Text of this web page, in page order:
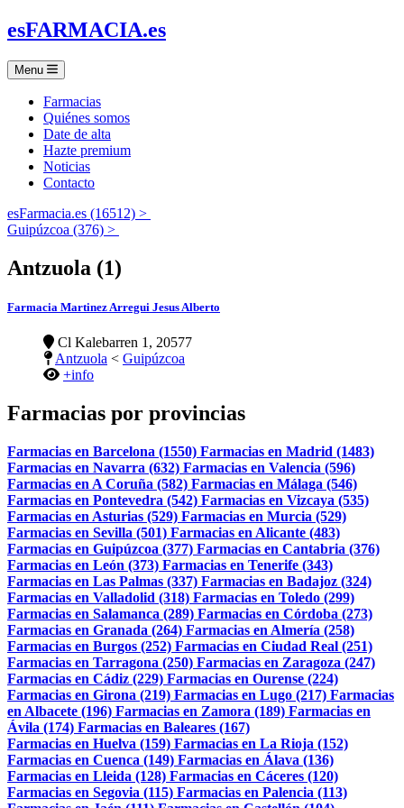
esFARMACIA.es
Menu
Farmacias
Quiénes somos
Date de alta
Hazte premium
Noticias
Contacto
esFarmacia.es (16512) >
Guipúzcoa (376) >
Antzuola (1)
Farmacia Martinez Arregui Jesus Alberto
Cl Kalebarren 1, 20577
Antzuola < Guipúzcoa
+info
Farmacias por provincias
Farmacias en Barcelona (1550) Farmacias en Madrid (1483)
Farmacias en Navarra (632) Farmacias en Valencia (596)
Farmacias en A Coruña (582) Farmacias en Málaga (546)
Farmacias en Pontevedra (542) Farmacias en Vizcaya (535)
Farmacias en Asturias (529) Farmacias en Murcia (529)
Farmacias en Sevilla (501) Farmacias en Alicante (483)
Farmacias en Guipúzcoa (377) Farmacias en Cantabria (376)
Farmacias en León (373) Farmacias en Tenerife (343)
Farmacias en Las Palmas (337) Farmacias en Badajoz (324)
Farmacias en Valladolid (318) Farmacias en Toledo (299)
Farmacias en Salamanca (289) Farmacias en Córdoba (273)
Farmacias en Granada (264) Farmacias en Almería (258)
Farmacias en Burgos (252) Farmacias en Ciudad Real (251)
Farmacias en Tarragona (250) Farmacias en Zaragoza (247)
Farmacias en Cádiz (229) Farmacias en Ourense (224)
Farmacias en Girona (219) Farmacias en Lugo (217) Farmacias
en Albacete (196) Farmacias en Zamora (189) Farmacias en
Ávila (174) Farmacias en Baleares (167)
Farmacias en Huelva (159) Farmacias en La Rioja (152)
Farmacias en Cuenca (149) Farmacias en Álava (136)
Farmacias en Lleida (128) Farmacias en Cáceres (120)
Farmacias en Segovia (115) Farmacias en Palencia (113)